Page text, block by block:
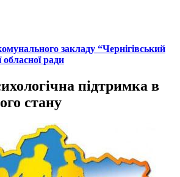
закладу “Чернігівський
обласної ради
підтримка в
стану